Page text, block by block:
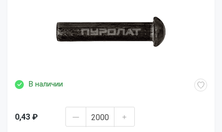
В наличии
0,43 ₽